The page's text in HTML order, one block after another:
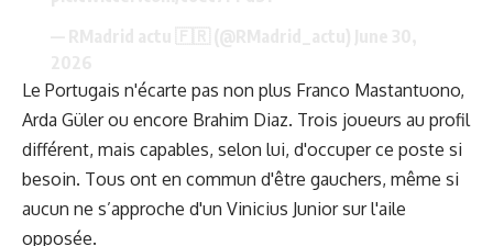
Le Portugais n'écarte pas non plus Franco Mastantuono,
Arda Güler ou encore Brahim Diaz. Trois joueurs au profil
différent, mais capables, selon lui, d'occuper ce poste si
besoin. Tous ont en commun d'être gauchers, même si
aucun ne s’approche d'un Vinicius Junior sur l'aile
opposée.